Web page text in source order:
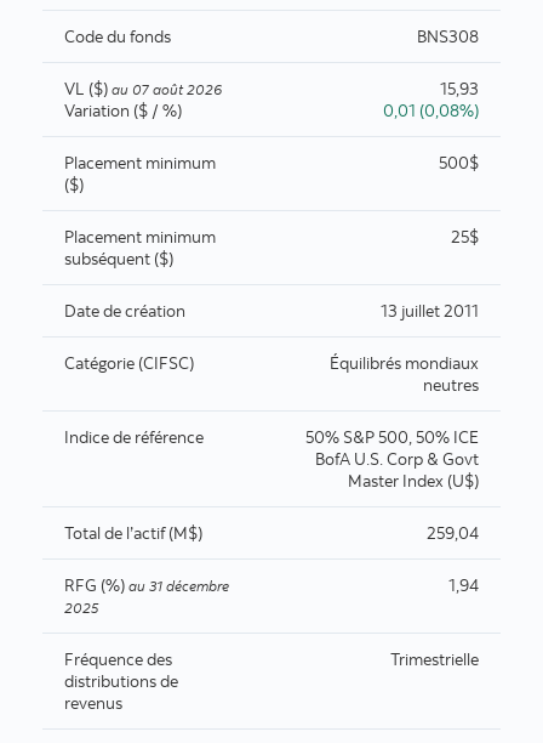
Code du fonds BNS308
VL ($) au 07 août 2026
Variation ($ / %)
15,93
0,01 (0,08%)
Placement minimum
($)
500$
Placement minimum
subséquent ($)
25$
Date de création 13 juillet 2011
Catégorie (CIFSC)
Équilibrés mondiaux
neutres
Indice de référence
50% S&P 500, 50% ICE
BofA U.S. Corp & Govt
Master Index (U$)
Total de l’actif (M$) 259,04
RFG (%) au 31 décembre
2025
1,94
Fréquence des
distributions de
revenus
Trimestrielle